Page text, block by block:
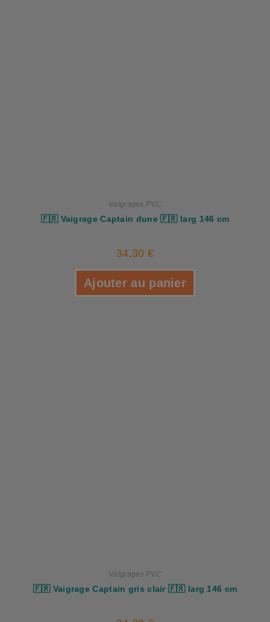
Vaigrages PVC
🇫🇷 Vaigrage Captain dune 🇫🇷 larg 146 cm
34,30 €
Ajouter au panier
Vaigrages PVC
🇫🇷 Vaigrage Captain gris clair 🇫🇷 larg 146 cm